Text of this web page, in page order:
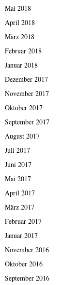
Mai 2018
April 2018
März 2018
Februar 2018
Januar 2018
Dezember 2017
November 2017
Oktober 2017
September 2017
August 2017
Juli 2017
Juni 2017
Mai 2017
April 2017
März 2017
Februar 2017
Januar 2017
November 2016
Oktober 2016
September 2016